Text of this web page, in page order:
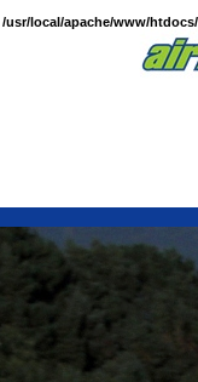
/usr/local/apache/www/